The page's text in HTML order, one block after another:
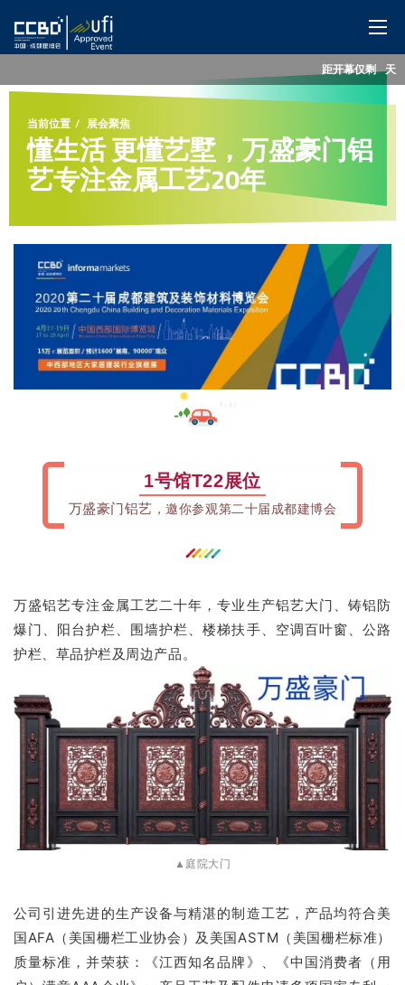
展会概览
展商服务
观众服务
特色展区
同期活动
English
距开幕仅剩--天
当前位置 展会聚焦
懂生活 更懂艺墅，万盛豪门铝
艺专注金属工艺20年
1号馆T22展位
万盛豪门铝艺 ，邀你参观第二十届成都建博会
万盛铝艺专注金属工艺二十年，专业生产铝艺大门、铸铝防
爆门、阳台护栏、围墙护栏、楼梯扶手、空调百叶窗、公路
护栏、草品护栏及周边产品。
▲庭院大门
公司引进先进的生产设备与精湛的制造工艺，产品均符合美
国AFA（美国栅栏工业协会）及美国ASTM（美国栅栏标准）
质量标准，并荣获：
《江西知名品牌》、《中国消费者（用